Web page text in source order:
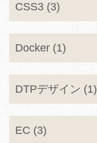
CSS3 (3)
Docker (1)
DTPデザイン (1)
EC (3)